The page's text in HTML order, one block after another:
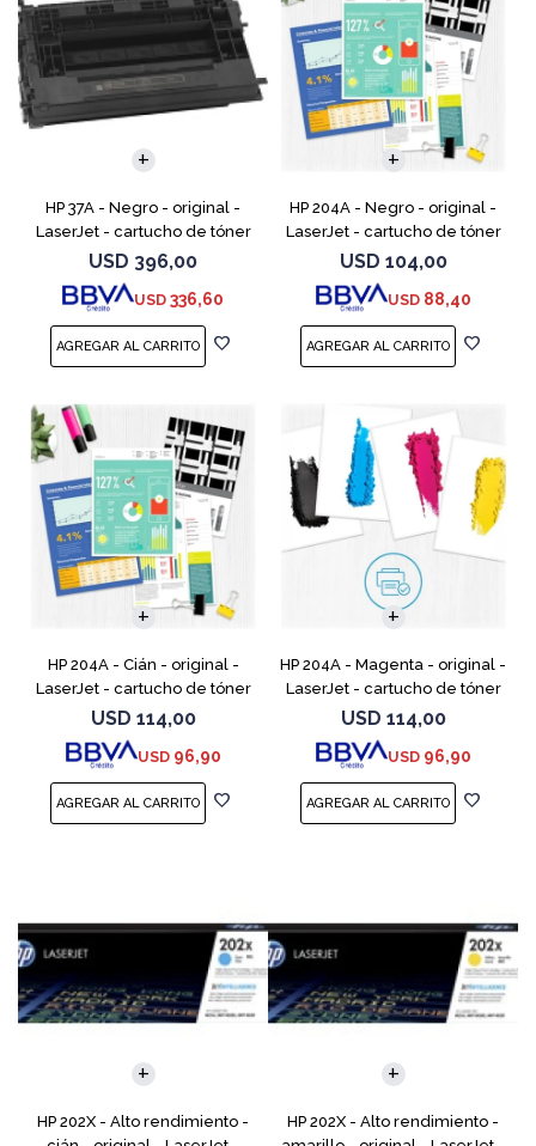
HP 37A - Negro - original -
LaserJet - cartucho de tóner
(CF237A) - para LaserJet
Managed MFP E62555;
LaserJet Managed Flow MFP
USD 396,00
USD 336,60
HP 204A - Negro - original -
LaserJet - cartucho de tóner
(CF510A) - para Color
LaserJet Pro M154a, M154nw,
MFP M180n, MFP M180n
USD 104,00
USD 88,40
HP 204A - Cián - original -
LaserJet - cartucho de tóner
(CF511A) - para Color LaserJet
Pro M154a, M154nw, MFP
M180n, MFP M180nw
USD 114,00
USD 96,90
HP 204A - Magenta - original -
LaserJet - cartucho de tóner
(CF513A) - para Color LaserJet
Pro M154a, M154nw, MFP
M180n, MFP M18
USD 114,00
USD 96,90
HP 202X - Alto rendimiento -
HP 202X - Alto rendimiento -